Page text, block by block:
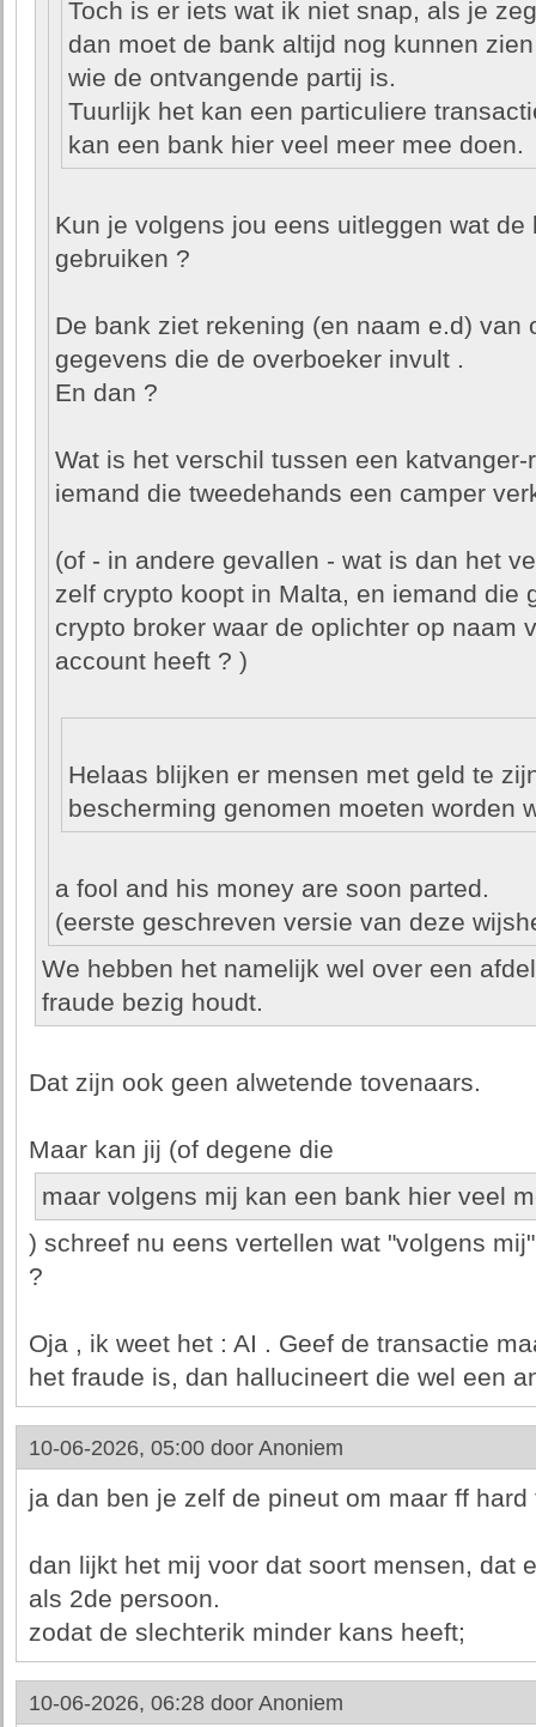
Toch is er iets wat ik niet snap, als je
dan moet de bank altijd nog kunnen
wie de ontvangende partij is.
Tuurlijk het kan een particuliere
kan een bank hier veel meer mee doen.
Kun je volgens jou eens uitleggen wat
gebruiken ?
De bank ziet rekening (en naam e.d) van
gegevens die de overboeker invult .
En dan ?
Wat is het verschil tussen een
iemand die tweedehands een camper
(of - in andere gevallen - wat is dan het
zelf crypto koopt in Malta, en iemand die
crypto broker waar de oplichter op naam
account heeft ? )
Helaas blijken er mensen met geld te
bescherming genomen moeten worden
a fool and his money are soon parted.
(eerste geschreven versie van deze
We hebben het namelijk wel over een
fraude bezig houdt.
Dat zijn ook geen alwetende tovenaars.
Maar kan jij (of degene die
maar volgens mij kan een bank hier veel
) schreef nu eens vertellen wat "volgens
?
Oja , ik weet het : AI . Geef de transactie
het fraude is, dan hallucineert die wel een
10-06-2026, 05:00 door Anoniem
ja dan ben je zelf de pineut om maar ff hard
dan lijkt het mij voor dat soort mensen, dat
als 2de persoon.
zodat de slechterik minder kans heeft;
10-06-2026, 06:28 door Anoniem